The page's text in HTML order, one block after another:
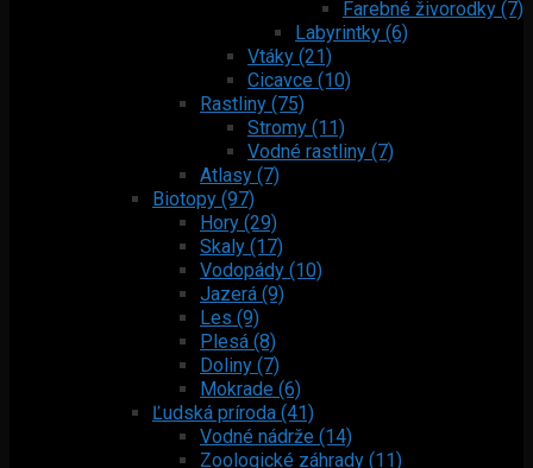
Farebné živorodky (7)
Labyrintky (6)
Vtáky (21)
Cicavce (10)
Rastliny (75)
Stromy (11)
Vodné rastliny (7)
Atlasy (7)
Biotopy (97)
Hory (29)
Skaly (17)
Vodopády (10)
Jazerá (9)
Les (9)
Plesá (8)
Doliny (7)
Mokrade (6)
Ľudská príroda (41)
Vodné nádrže (14)
Zoologické záhrady (11)